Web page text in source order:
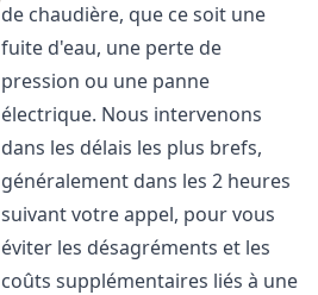
de chaudière, que ce soit une
fuite d'eau, une perte de
pression ou une panne
électrique. Nous intervenons
dans les délais les plus brefs,
généralement dans les 2 heures
suivant votre appel, pour vous
éviter les désagréments et les
coûts supplémentaires liés à une